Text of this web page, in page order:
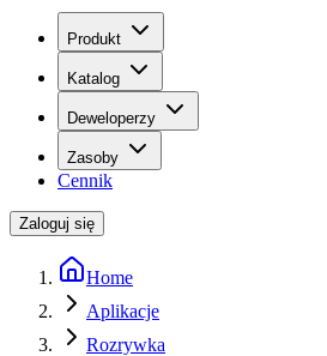
Produkt
Katalog
Deweloperzy
Zasoby
Cennik
Zaloguj się
Home
Aplikacje
Rozrywka